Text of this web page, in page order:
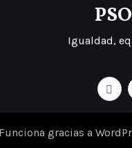
Igualdad,
Funciona gracias a